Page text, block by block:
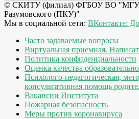
© СКИТУ (филиал) ФГБОУ ВО
Разумовского (ПКУ)"
Мы в социальной сети: ВКонтакте:
Часто задаваемые вопросы
Виртуальная приемная.
Политика конфиденциальности
Оценка качества
Психолого-педагогическая,
консультативная помощь
Вакансии Института
Пожарная безопасность
Меры против коронавируса